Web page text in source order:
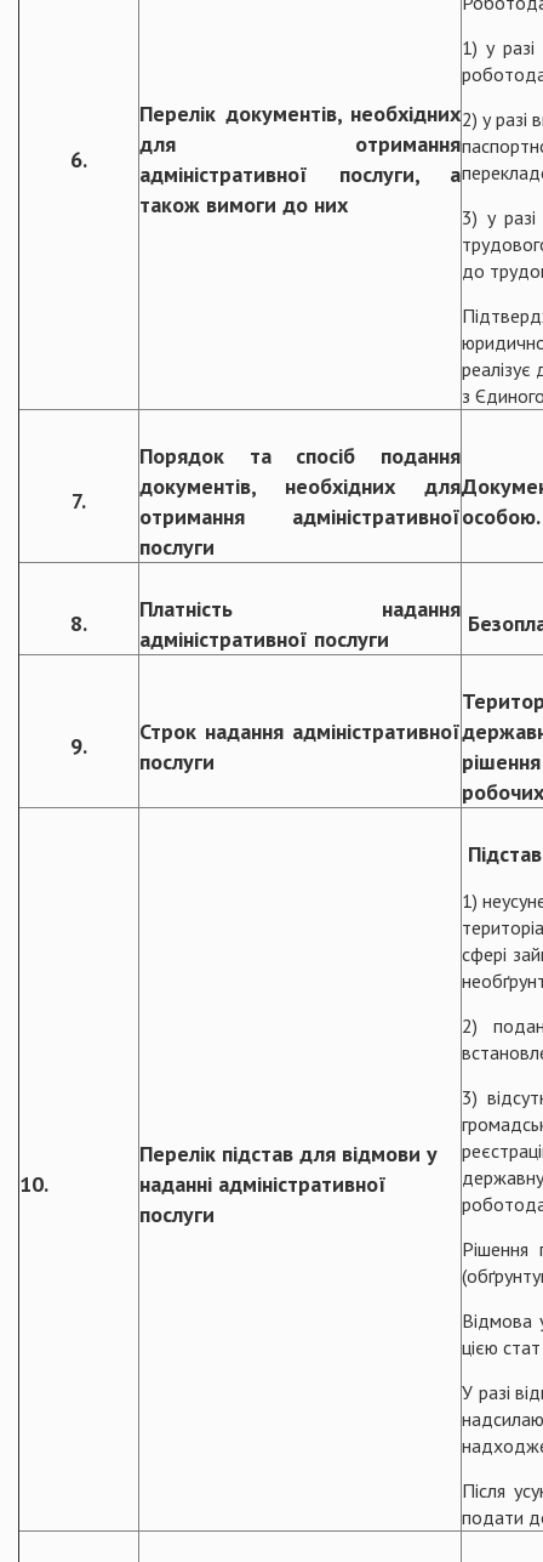
6.
Перелік документів, необхідних
для отримання
адміністративної послуги, а
також вимоги до них
1) у
2) у разі
3) у
до
реалізує
з
7.
Порядок та спосіб подання
документів, необхідних для
отримання адміністративної
послуги
особою.
8.
Платність надання
адміністративної послуги
9.
Строк надання адміністративної
послуги
10.
Перелік підстав для відмови у
наданні адміністративної
послуги
1)
сфері
2)
3)
Рішення
Відмова
цією
У разі
Після
подати